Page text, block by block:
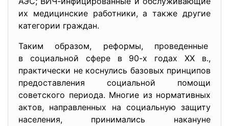
их медицинские работники, а также другие
категории граждан.
Таким образом, реформы, проведенные
в социальной сфере в 90-х годах XX в.,
практически не коснулись базовых принципов
предоставления социальной помощи
советского периода. Многие из нормативных
актов, направленных на социальную защиту
населения, принимались накануне